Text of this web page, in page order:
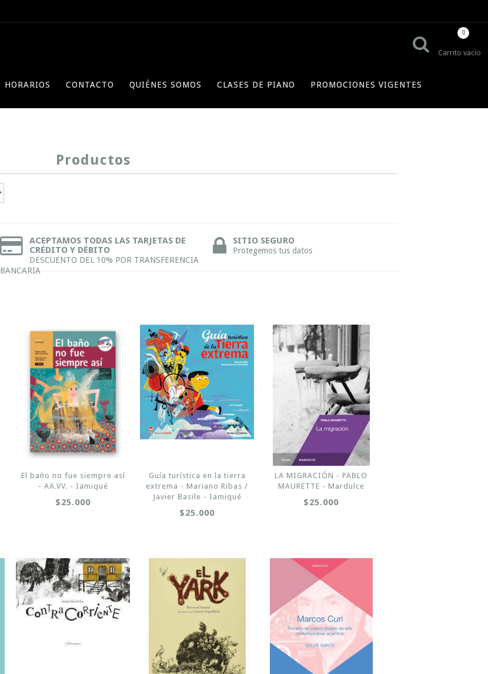
Carrito vacío
0
HORARIOS CONTACTO QUIÉNES SOMOS CLASES DE PIANO PROMOCIONES VIGENTES
Productos
ACEPTAMOS TODAS LAS TARJETAS DE
CRÉDITO Y DÉBITO
DESCUENTO DEL 10% POR TRANSFERENCIA
BANCARIA
SITIO SEGURO
Protegemos tus datos
El baño no fue siempre así
- AA.VV. - Iamiqué
$25.000
Guía turística en la tierra
extrema - Mariano Ribas /
Javier Basile - Iamiqué
$25.000
LA MIGRACIÓN - PABLO
MAURETTE - Mardulce
$25.000